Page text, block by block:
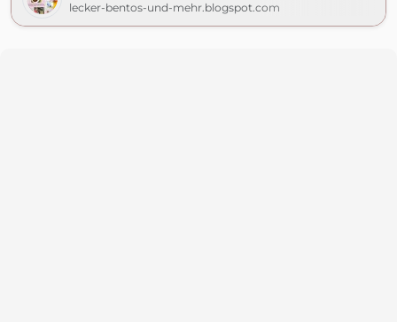
lecker-bentos-und-mehr.blogspot.com